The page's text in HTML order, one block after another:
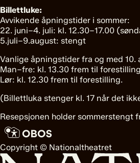
Billettluke:
Avvikende åpningstider i sommer:
22. juni–4. juli: kl. 12.30–17.00
5.juli–9.august: stengt
Vanlige åpningstider fra og med 10.
Man–fre: kl. 13.30 frem til
Lør: kl. 12.30 frem til forestilling.
(Billettluka stenger kl. 17 når det
Resepsjonen holder sommerstengt
Copyright © Nationaltheatret